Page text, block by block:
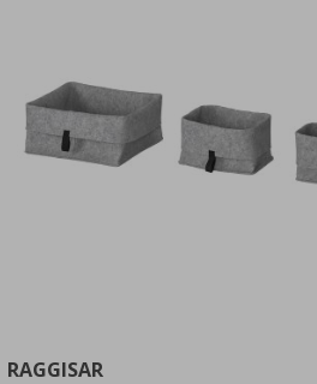
RAGGISAR